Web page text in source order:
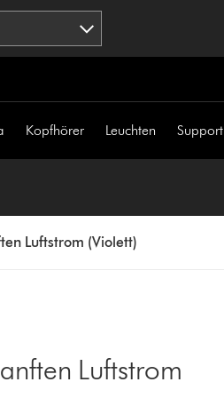
Kopfhörer Leuchten Support
Luftstrom (Violett)
Luftstrom